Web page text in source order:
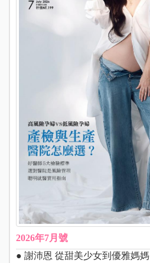
2026年7月號
● 謝沛恩 從甜美少女到優雅媽媽